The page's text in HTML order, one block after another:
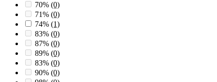
70% (0)
71% (0)
74% (1)
83% (0)
87% (0)
89% (0)
83% (0)
90% (0)